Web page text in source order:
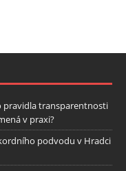
pravidla transparentnosti
v praxi?
podvodu v Hradci